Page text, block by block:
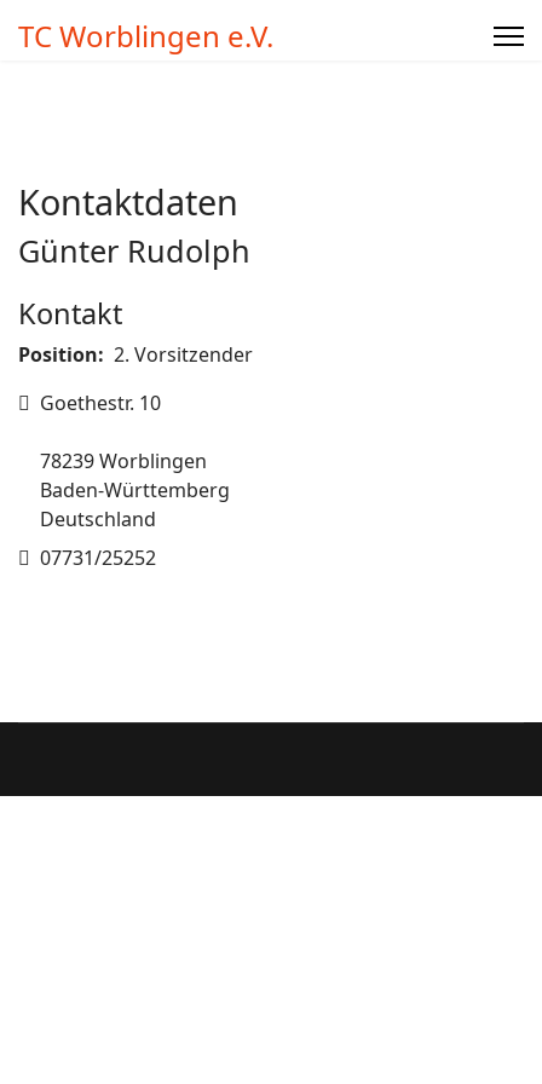
TC Worblingen e.V.
Kontaktdaten
Günter Rudolph
Kontakt
Position: 2. Vorsitzender
Adresse
Goethestr. 10
78239 Worblingen
Baden-Württemberg
Deutschland
Telefon
07731/25252